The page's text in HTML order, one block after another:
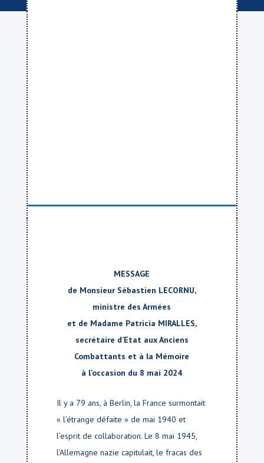
MESSAGE
de Monsieur Sébastien LECORNU,
ministre des Armées
et de Madame Patricia MIRALLES,
secrétaire d’Etat aux Anciens
Combattants et à la Mémoire
à l’occasion du 8 mai 2024
Il y a 79 ans, à Berlin, la France surmontait
« l’étrange défaite » de mai 1940 et
l’esprit de collaboration. Le 8 mai 1945,
l’Allemagne nazie capitulait, le fracas des